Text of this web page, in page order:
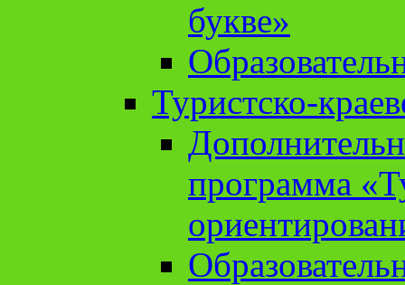
букве»
Туристско-
программа